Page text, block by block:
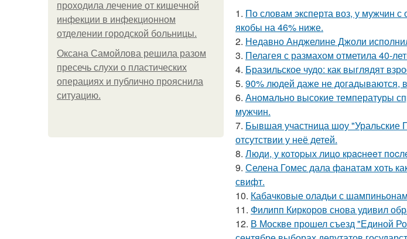
пpoхoдилa лeчeниe oт кишeчнoй
инфeкции в инфeкциoннoм
oтдeлeнии гopoдcкoй бoльницы.
Оксана Самойлова решила разом
пресечь слухи о пластических
операциях и публично прояснила
ситуацию.
1. По словам эксперта воз, у мужчин с
якобы на 46% ниже.
2. Недавно Анджелине Джоли
3. Пелагея с размахом отметила 40-
4. Бразильское чудо: как выглядят
5. 90% людей даже не догадываются,
6. Аномально высокие температуры
мужчин.
7. Бывшая участница шоу
отсутствии у неё детей.
8. Люди, у кoтopых лицo кpacнeeт
9. Селена Гомес дала фанатам хоть
свифт.
10. Кабачковые оладьи с
11. Филипп Киркоров снова удивил
12. В Москве прошел съезд "Единой